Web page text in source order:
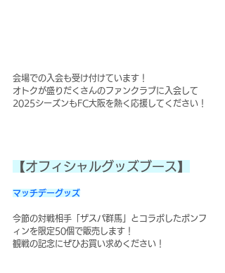
会場での入会も受け付けています！
オトクが盛りだくさんのファンクラブに入会して
2025シーズンもFC大阪を熱く応援してください！
【オフィシャルグッズブース】
マッチデーグッズ
今節の対戦相手「 ザスパ群馬 」とコラボしたボンフ
ィンを限定50個で販売します！
観戦の記念にぜひお買い求めください！